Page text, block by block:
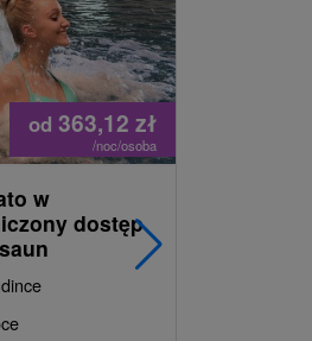
od 363,12 zł
/noc/osoba
w
dostęp